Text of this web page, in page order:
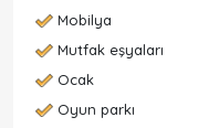
Mobilya
Mutfak eşyaları
Ocak
Oyun parkı